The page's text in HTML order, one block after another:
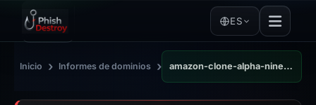
ES
Inicio › Informes de dominios › amazon-clone-alpha-nine.vercel.app